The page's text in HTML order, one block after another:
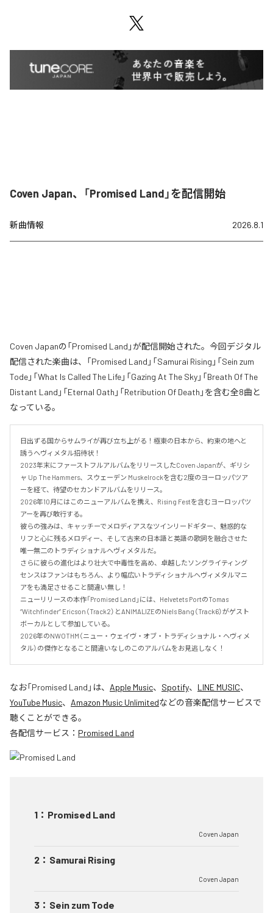
Coven Japan、「Promised Land」を配信開始
新曲情報 2026.8.1
Coven Japanの「Promised Land」が配信開始された。今回デジタル
配信された楽曲は、「Promised Land」「Samurai Rising」「Sein zum
Tode」「What Is Called The Life」「Gazing At The Sky」「Breath Of The
Distant Land」「Eternal Oath」「Retribution Of Death」を含む全8曲と
なっている。
日出ずる国からサムライが再び立ち上がる！極東の日本から、約束の地へと
誘うヘヴィメタル招待状！
2023年末にファーストフルアルバムをリリースしたCoven Japanが、ギリシ
ャ Up The Hammers、スウェーデン Muskelrockを含む2度のヨーロッパツア
ーを経て、待望のセカンドアルバムをリリース。
2026年10月にはこのニューアルバムを携え、Rising Festを含むヨーロッパツ
アーを再び敢行する。
彼らの強みは、キャッチーでメロディアスなツインリードギター、魅惑的な
リフと心に残るメロディー、そして古来の日本語と英語の歌詞を融合させた
唯一無二のトラディショナルヘヴィメタルだ。
さらに彼らの進化はより壮大で中毒性を高め、卓越したソングライティング
センスはファンはもちろん、より幅広いトラディショナルヘヴィメタルマニ
アをも満足させること間違い無し！
ニューリリースの本作「Promised Land」には、Helvetets PortのTomas
“Witchfinder” Ericson（Track2）とANIMALIZEのNiels Bang（Track6）がゲスト
ボーカルとして参加している。
2026年のNWOTHM（ニュー・ウェイヴ・オブ・トラディショナル・ヘヴィメ
タル）の傑作となること間違いなしのこのアルバムをお見逃しなく！
なお「Promised Land 」は、 Apple Music、 Spotify、 LINE MUSIC、
YouTube Music、 Amazon Music Unlimitedなどの音楽配信サービスで
聴くことができる。
各配信サービス： Promised Land
1 ： Promised Land
Coven Japan
2 ： Samurai Rising
Coven Japan
3 ： Sein zum Tode